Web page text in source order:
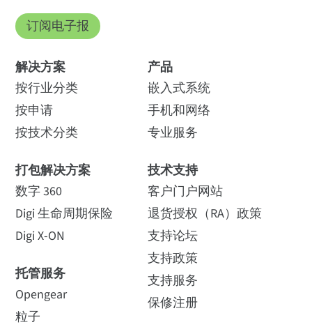
订阅电子报
解决方案
按行业分类
按申请
按技术分类
打包解决方案
数字 360
Digi 生命周期保险
Digi X-ON
托管服务
Opengear
粒子
产品
嵌入式系统
手机和网络
专业服务
技术支持
客户门户网站
退货授权（RA）政策
支持论坛
支持政策
支持服务
保修注册